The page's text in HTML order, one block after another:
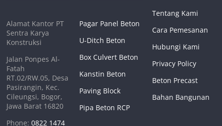
Alamat Kantor PT
Sentra Karya
Konstruksi
Jalan Ponpes Al-
Fatah
RT.02/RW.05, Desa
Pasirangin, Kec.
Cileungsi, Bogor,
Jawa Barat 16820
Phone:0822 1474
Pagar Panel Beton
U-Ditch Beton
Box Culvert Beton
Kanstin Beton
Paving Block
Pipa Beton RCP
Tentang Kami
Cara Pemesanan
Hubungi Kami
Privacy Policy
Beton Precast
Bahan Bangunan